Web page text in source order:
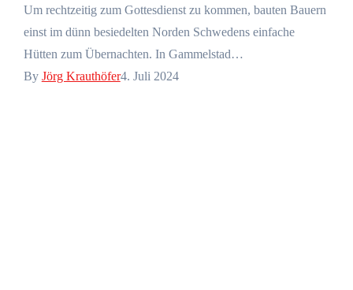
Um rechtzeitig zum Gottesdienst zu kommen, bauten Bauern
einst im dünn besiedelten Norden Schwedens einfache
Hütten zum Übernachten. In Gammelstad…
By Jörg Krauthöfer4. Juli 2024